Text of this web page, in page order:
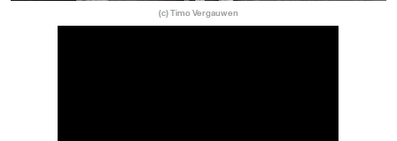
(c) Timo Vergauwen